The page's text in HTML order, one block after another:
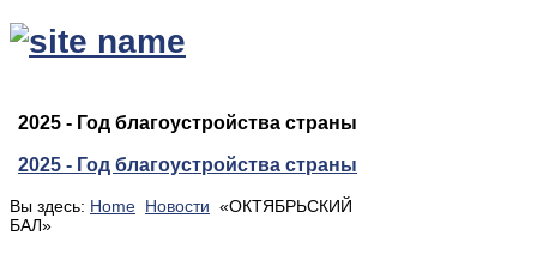
2025 - Год благоустройства страны
2025 - Год благоустройства страны
Вы здесь: Home Новости «ОКТЯБРЬСКИЙ
БАЛ»